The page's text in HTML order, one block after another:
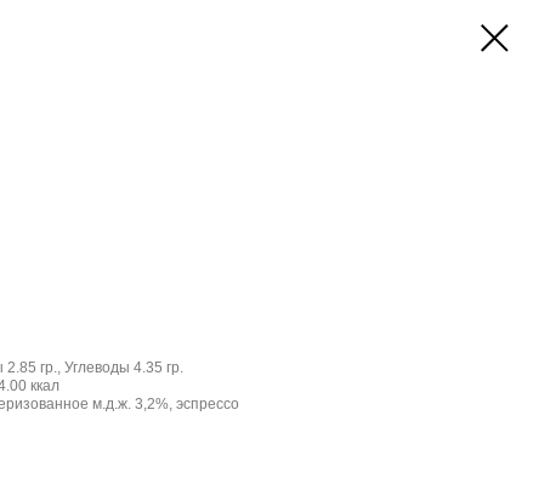
гр., Углеводы 4.35 гр.
ккал
м.д.ж. 3,2%, эспрессо